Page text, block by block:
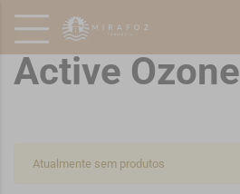
Active Ozone
Atualmente sem produtos